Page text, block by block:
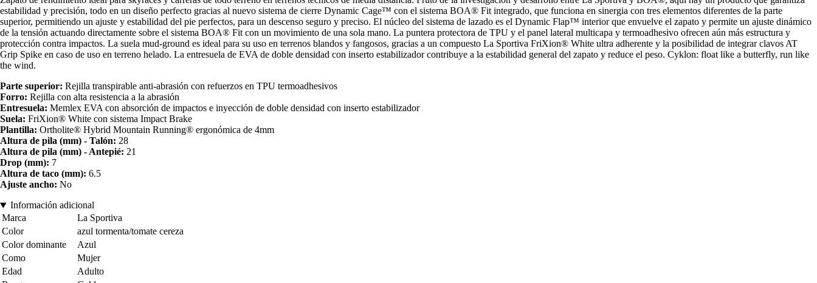
estabilidad y precisión, todo en un diseño perfecto gracias al nuevo sistema de cierre Dynamic Cage™ con el sistema BOA® Fit integrado, que funciona en sinergia con tres elementos diferentes de la parte
superior, permitiendo un ajuste y estabilidad del pie perfectos, para un descenso seguro y preciso. El núcleo del sistema de lazado es el Dynamic Flap™ interior que envuelve el zapato y permite un ajuste dinámico
de la tensión actuando directamente sobre el sistema BOA® Fit con un movimiento de una sola mano. La puntera protectora de TPU y el panel lateral multicapa y termoadhesivo ofrecen aún más estructura y
protección contra impactos. La suela mud-ground es ideal para su uso en terrenos blandos y fangosos, gracias a un compuesto La Sportiva FriXion® White ultra adherente y la posibilidad de integrar clavos AT
Grip Spike en caso de uso en terreno helado. La entresuela de EVA de doble densidad con inserto estabilizador contribuye a la estabilidad general del zapato y reduce el peso. Cyklon: float like a butterfly, run like
the wind.
Parte superior: Rejilla transpirable anti-abrasión con refuerzos en TPU termoadhesivos
Forro: Rejilla con alta resistencia a la abrasión
Entresuela: Memlex EVA con absorción de impactos e inyección de doble densidad con inserto estabilizador
Suela: FriXion® White con sistema Impact Brake
Plantilla: Ortholite® Hybrid Mountain Running® ergonómica de 4mm
Altura de pila (mm) - Talón: 28
Altura de pila (mm) - Antepié: 21
Drop (mm): 7
Altura de taco (mm): 6.5
Ajuste ancho: No
Información adicional
Marca
La Sportiva
Color
azul tormenta/tomate cereza
Color dominante
Azul
Como
Mujer
Edad
Adulto